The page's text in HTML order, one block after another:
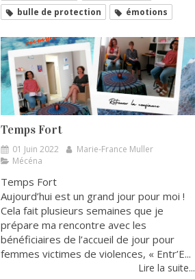
bulle de protection
émotions
Temps Fort
01 Juin 2022
Marie-France Muller
Mécéna
Temps Fort
Aujourd’hui est un grand jour pour moi !
Cela fait plusieurs semaines que je
prépare ma rencontre avec les
bénéficiaires de l’accueil de jour pour
femmes victimes de violences, « Entr’E...
Lire la suite...